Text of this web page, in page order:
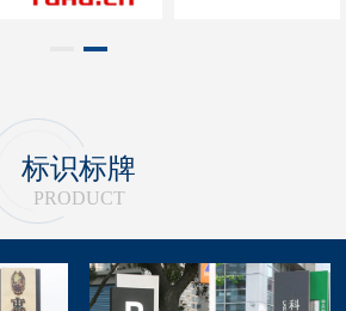
标识标牌
PRODUCT